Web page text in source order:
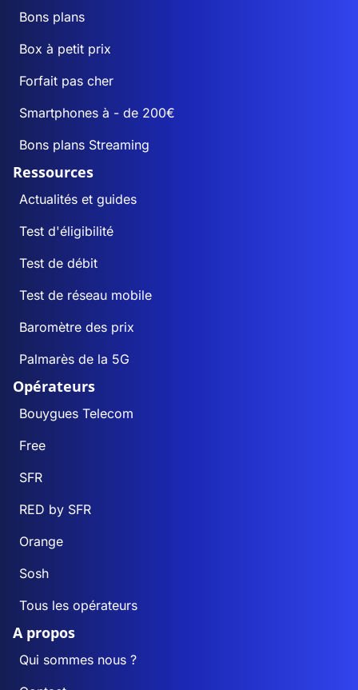
Bons plans
Box à petit prix
Forfait pas cher
Smartphones à - de 200€
Bons plans Streaming
Ressources
Actualités et guides
Test d'éligibilité
Test de débit
Test de réseau mobile
Baromètre des prix
Palmarès de la 5G
Opérateurs
Bouygues Telecom
Free
SFR
RED by SFR
Orange
Sosh
Tous les opérateurs
A propos
Qui sommes nous ?